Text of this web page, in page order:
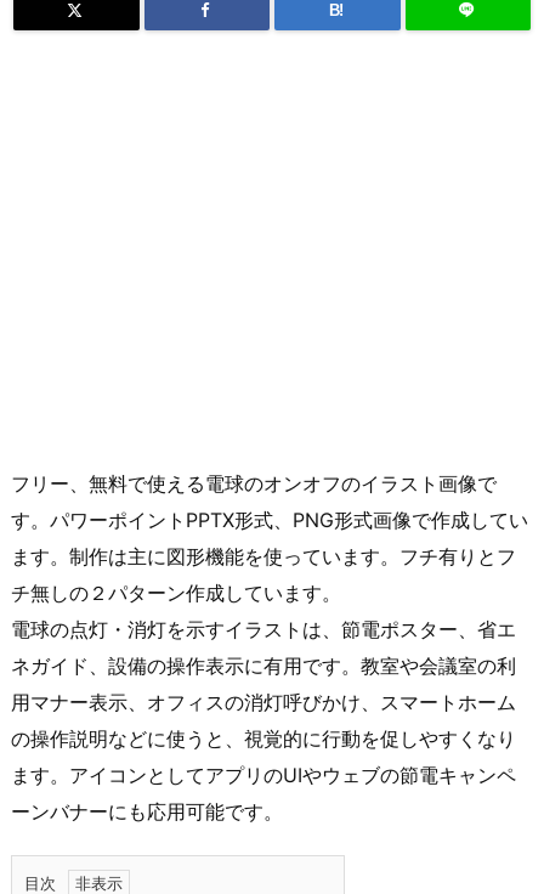
B!
フリー、無料で使える電球のオンオフのイラスト画像で
す。パワーポイントPPTX形式、PNG形式画像で作成してい
ます。制作は主に図形機能を使っています。フチ有りとフ
チ無しの２パターン作成しています。
電球の点灯・消灯を示すイラストは、節電ポスター、省エ
ネガイド、設備の操作表示に有用です。教室や会議室の利
用マナー表示、オフィスの消灯呼びかけ、スマートホーム
の操作説明などに使うと、視覚的に行動を促しやすくなり
ます。アイコンとしてアプリのUIやウェブの節電キャンペ
ーンバナーにも応用可能です。
目次